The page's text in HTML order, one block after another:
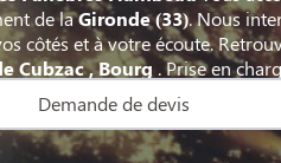
de laGironde(33). Nous
côtés et à votre écoute.
Cubzac , Bourg . Prise en
Demande de devis